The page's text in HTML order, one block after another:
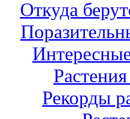
Откуда
Рекорды